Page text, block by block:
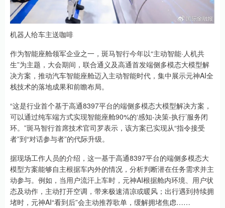
机器人给车主送咖啡
作为智能座舱领军企业之一，斑马智行今年以“主动智能·人机共
生”为主题，大会期间，联合通义及高通首发端侧多模态大模型解
决方案，推动汽车智能座舱迈入主动智能时代，集中展示元神AI全
栈技术的落地成果和前瞻布局。
“这是行业首个基于高通8397平台的端侧多模态大模型解决方案，
可以通过纯车端方式实现智能座舱90%的‘感知-决策-执行’服务闭
环。”斑马智行首席技术官司罗表示，该方案已实现从“指令接受
者”到“对话参与者”的代际升级。
据现场工作人员的介绍，这一基于高通8397平台的端侧多模态大
模型方案能够自主根据车内外的情况，分析判断潜在任务需求并主
动参与。例如，当用户流汗上车时，元神AI根据舱内环境、用户状
态及动作，主动打开空调，带来极速清凉或暖风；出行遇到持续拥
堵时，元神AI“看到后”会主动推荐歌单，缓解拥堵焦虑……